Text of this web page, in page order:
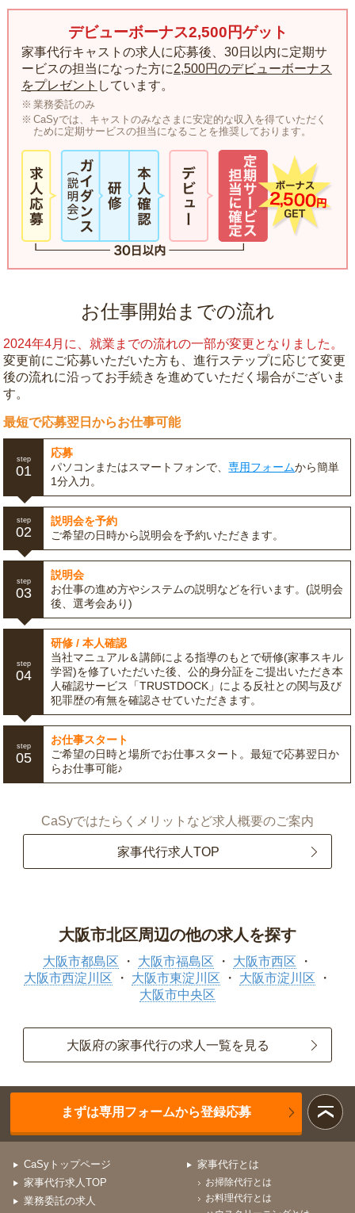
デビューボーナス2,500円ゲット
家事代行キャストの求人に応募後、30日以内に定期サ
ービスの担当になった方に2,500円のデビューボーナス
をプレゼント しています。
業務委託のみ
CaSyでは、キャストのみなさまに安定的な収入を得ていただく
ために定期サービスの担当になることを推奨しております。
お仕事開始までの流れ
2024年4月に、就業までの流れの一部が変更となりました。
変更前にご応募いただいた方も、進行ステップに応じて変更
後の流れに沿ってお手続きを進めていただく場合がございま
す。
最短で応募翌日からお仕事可能
step
01
応募
パソコンまたはスマートフォンで、専用フォームから簡単
1分入力。
step
02
説明会を予約
ご希望の日時から説明会を予約いただきます。
step
03
説明会
お仕事の進め方やシステムの説明などを行います。(説明会
後、選考会あり)
step
04
研修 / 本人確認
当社マニュアル＆講師による指導のもとで研修(家事スキル
学習)を修了いただいた後、公的身分証をご提出いただき本
人確認サービス「TRUSTDOCK」による反社との関与及び
犯罪歴の有無を確認させていただきます。
step
05
お仕事スタート
ご希望の日時と場所でお仕事スタート。最短で応募翌日か
らお仕事可能♪
CaSyではたらくメリットなど求人概要のご案内
家事代行求人TOP
大阪市北区周辺の他の求人を探す
大阪市都島区 大阪市福島区
大阪市西区
大阪市西淀川区
大阪市東淀川区
大阪市淀川区
大阪市中央区
大阪府の家事代行の求人一覧を見る
まずは専用フォームから登録応募
CaSyトップページ
家事代行求人TOP
業務委託の求人
家事代行とは
お掃除代行とは
お料理代行とは